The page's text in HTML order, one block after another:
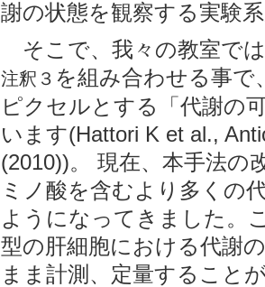
謝の状態を観察する実験
そこで、我々の教室で
注釈３ を組み合わせる事で
ピクセルとする「代謝の
います(Hattori K et al.,
(2010))。 現在、本手法の
ミノ酸を含むより多くの
ようになってきました。
型の肝細胞における代謝
まま計測、定量すること